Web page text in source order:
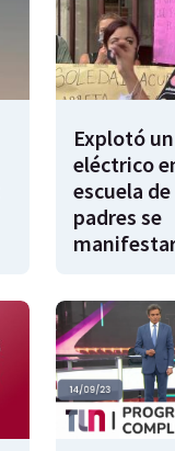
Explotó
eléctrico
escuela
padres se